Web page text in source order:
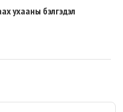
ухааны бэлгэдэл